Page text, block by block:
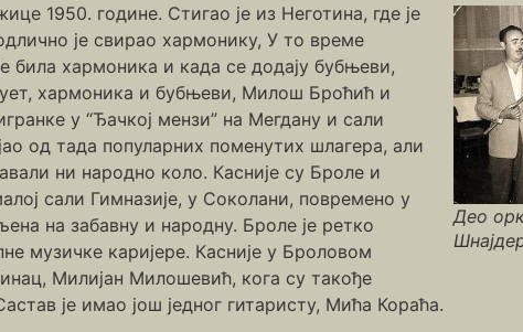
Део
1950. године. Стигао је из Неготина, где је
је свирао хармонику, У то време
била хармоника и када се додају бубњеви,
хармоника и бубњеви, Милош Броћић и
у “Ђачкој мензи” на Мегдану и сали
од тада популарних поменутих шлагера, али
ни народно коло. Касније су Броле и
сали Гимназије, у Соколани, повремено у
на забавну и народну. Броле је ретко
музичке каријере. Касније у Броловом
Милијан Милошевић, кога су такође
је имао још једног гитаристу, Мића Кораћа.